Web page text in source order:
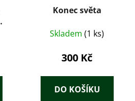
Konec světa
Skladem (1 ks)
300 Kč
DO KOŠÍKU